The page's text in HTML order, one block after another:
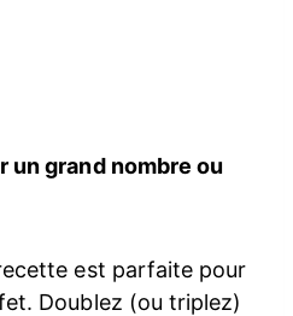
un grand nombre ou
est parfaite pour
Doublez (ou triplez)